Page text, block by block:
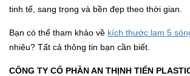
tinh tế, sang trọng và bền đẹp theo thời gian.
Bạn có thể tham khảo về kích thước lam 5
nhiêu? Tất cả thông tin bạn cần biết.
CÔNG TY CỔ PHẦN AN THỊNH TIẾN